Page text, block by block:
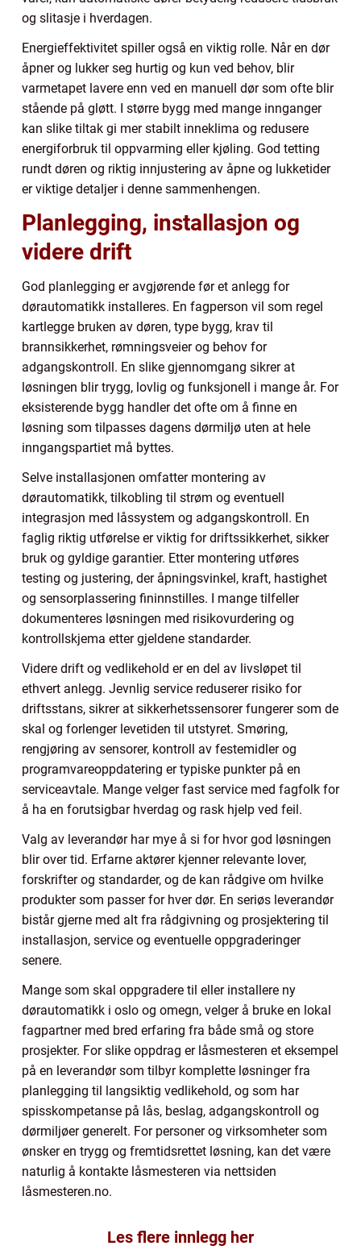
og slitasje i hverdagen.
Energieffektivitet spiller også en viktig rolle. Når en dør
åpner og lukker seg hurtig og kun ved behov, blir
varmetapet lavere enn ved en manuell dør som ofte blir
stående på gløtt. I større bygg med mange innganger
kan slike tiltak gi mer stabilt inneklima og redusere
energiforbruk til oppvarming eller kjøling. God tetting
rundt døren og riktig innjustering av åpne og lukketider
er viktige detaljer i denne sammenhengen.
Planlegging, installasjon og
videre drift
God planlegging er avgjørende før et anlegg for
dørautomatikk installeres. En fagperson vil som regel
kartlegge bruken av døren, type bygg, krav til
brannsikkerhet, rømningsveier og behov for
adgangskontroll. En slike gjennomgang sikrer at
løsningen blir trygg, lovlig og funksjonell i mange år. For
eksisterende bygg handler det ofte om å finne en
løsning som tilpasses dagens dørmiljø uten at hele
inngangspartiet må byttes.
Selve installasjonen omfatter montering av
dørautomatikk, tilkobling til strøm og eventuell
integrasjon med låssystem og adgangskontroll. En
faglig riktig utførelse er viktig for driftssikkerhet, sikker
bruk og gyldige garantier. Etter montering utføres
testing og justering, der åpningsvinkel, kraft, hastighet
og sensorplassering fininnstilles. I mange tilfeller
dokumenteres løsningen med risikovurdering og
kontrollskjema etter gjeldene standarder.
Videre drift og vedlikehold er en del av livsløpet til
ethvert anlegg. Jevnlig service reduserer risiko for
driftsstans, sikrer at sikkerhetssensorer fungerer som de
skal og forlenger levetiden til utstyret. Smøring,
rengjøring av sensorer, kontroll av festemidler og
programvareoppdatering er typiske punkter på en
serviceavtale. Mange velger fast service med fagfolk for
å ha en forutsigbar hverdag og rask hjelp ved feil.
Valg av leverandør har mye å si for hvor god løsningen
blir over tid. Erfarne aktører kjenner relevante lover,
forskrifter og standarder, og de kan rådgive om hvilke
produkter som passer for hver dør. En seriøs leverandør
bistår gjerne med alt fra rådgivning og prosjektering til
installasjon, service og eventuelle oppgraderinger
senere.
Mange som skal oppgradere til eller installere ny
dørautomatikk i oslo og omegn, velger å bruke en lokal
fagpartner med bred erfaring fra både små og store
prosjekter. For slike oppdrag er låsmesteren et eksempel
på en leverandør som tilbyr komplette løsninger fra
planlegging til langsiktig vedlikehold, og som har
spisskompetanse på lås, beslag, adgangskontroll og
dørmiljøer generelt. For personer og virksomheter som
ønsker en trygg og fremtidsrettet løsning, kan det være
naturlig å kontakte låsmesteren via nettsiden
låsmesteren.no.
Les flere innlegg her